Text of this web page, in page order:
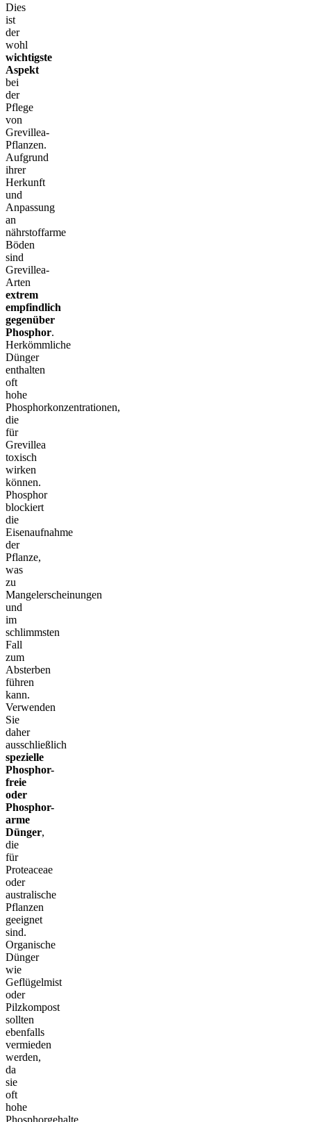
Dies
ist
der
wohl
wichtigste
Aspekt
bei
der
Pflege
von
Grevillea-
Pflanzen.
Aufgrund
ihrer
Herkunft
und
Anpassung
an
nährstoffarme
Böden
sind
Grevillea-
Arten
extrem
empfindlich
gegenüber
Phosphor.
Herkömmliche
Dünger
enthalten
oft
hohe
Phosphorkonzentrationen,
die
für
Grevillea
toxisch
wirken
können.
Phosphor
blockiert
die
Eisenaufnahme
der
Pflanze,
was
zu
Mangelerscheinungen
und
im
schlimmsten
Fall
zum
Absterben
führen
kann.
Verwenden
Sie
daher
ausschließlich
spezielle
Phosphor-
freie
oder
Phosphor-
arme
Dünger,
die
für
Proteaceae
oder
australische
Pflanzen
geeignet
sind.
Organische
Dünger
wie
Geflügelmist
oder
Pilzkompost
sollten
ebenfalls
vermieden
werden,
da
sie
oft
hohe
Phosphorgehalte